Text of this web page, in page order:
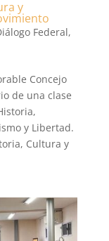
y
Federal,
Concejo
de una clase
y Libertad.
Cultura y